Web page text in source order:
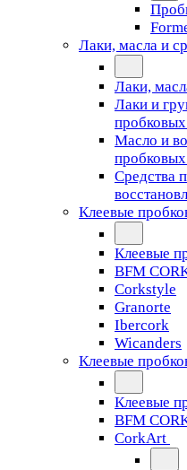
Лаки, масла и
Лаки,
Лаки и
Масло и
Средства
Клеевые
Клеевые
BFM
Corkstyle
Granorte
Ibercork
Wicanders
Клеевые
Клеевые
BFM
CorkArt